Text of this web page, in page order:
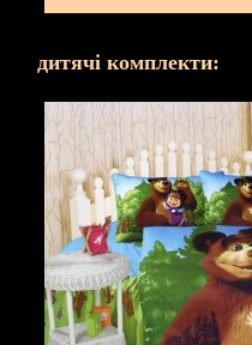
дитячі комплекти: